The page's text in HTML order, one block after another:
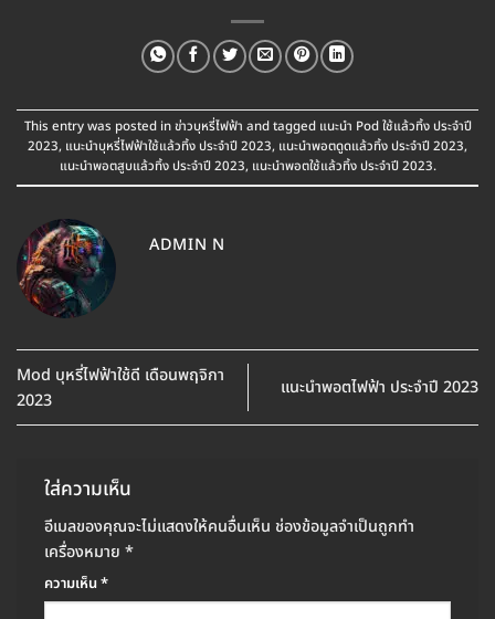
This entry was posted inข่าวบุหรี่ไฟฟ้า and tagged แนะนำ Pod ใช้แล้วทิ้ง ประจำปี
2023, แนะนำบุหรี่ไฟฟ้าใช้แล้วทิ้ง ประจำปี 2023, แนะนำพอตดูดแล้วทิ้ง ประจำปี 2023,
แนะนำพอตสูบแล้วทิ้ง ประจำปี 2023, แนะนำพอตใช้แล้วทิ้ง ประจำปี 2023.
ADMIN N
Mod บุหรี่ไฟฟ้าใช้ดี เดือนพฤจิกา
2023
แนะนำพอตไฟฟ้า ประจำปี 2023
ใส่ความเห็น
อีเมลของคุณจะไม่แสดงให้คนอื่นเห็น ช่องข้อมูลจำเป็นถูกทำ
เครื่องหมาย *
ความเห็น*